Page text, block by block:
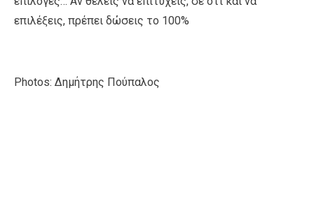
επιλέξεις, πρέπει δώσεις το 100%
Photos: Δημήτρης Πούπαλος